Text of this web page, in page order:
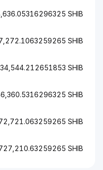
SHIB
SHIB
SHIB
SHIB
SHIB
SHIB